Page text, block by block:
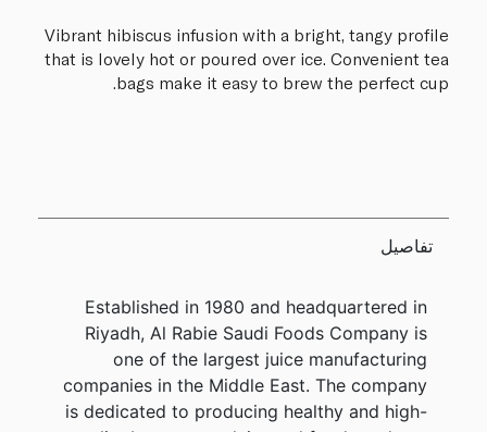
Vibrant hibiscus infusion with a bright, tangy profile
that is lovely hot or poured over ice. Convenient tea
bags make it easy to brew the perfect cup.
تفاصيل
Established in 1980 and headquartered in
Riyadh, Al Rabie Saudi Foods Company is
one of the largest juice manufacturing
companies in the Middle East. The company
is dedicated to producing healthy and high-